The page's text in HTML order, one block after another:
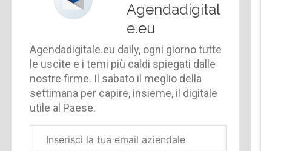
Agendadigital
e.eu
Agendadigitale.eu daily, ogni giorno tutte
le uscite e i temi più caldi spiegati dalle
nostre firme. Il sabato il meglio della
settimana per capire, insieme, il digitale
utile al Paese.
aziendale